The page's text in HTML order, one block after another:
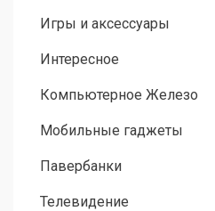
Игры и аксессуары
Интересное
Компьютерное Железо
Мобильные гаджеты
Павербанки
Телевидение